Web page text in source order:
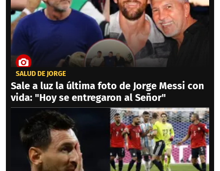
SALUD DE JORGE
Sale a luz la última foto de Jorge Messi con
vida: "Hoy se entregaron al Señor"